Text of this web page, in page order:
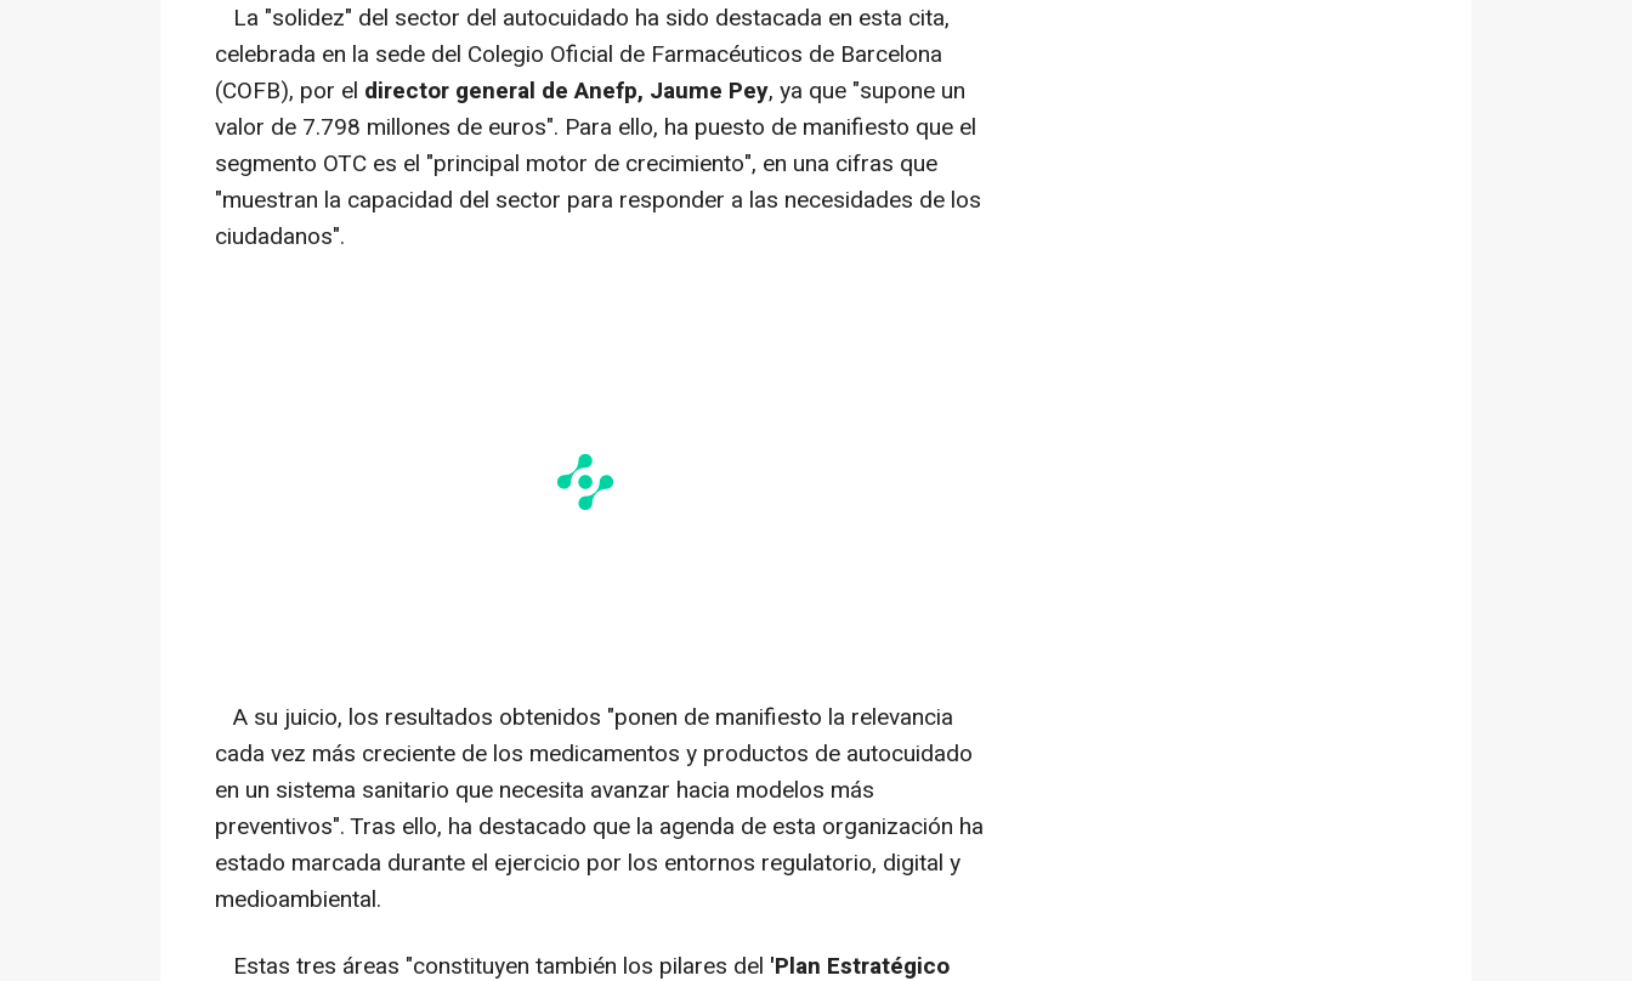
La "solidez" del sector del autocuidado ha sido destacada en esta cita,
celebrada en la sede del Colegio Oficial de Farmacéuticos de Barcelona
(COFB), por el director general de Anefp, Jaume Pey, ya que "supone un
valor de 7.798 millones de euros". Para ello, ha puesto de manifiesto que el
segmento OTC es el "principal motor de crecimiento", en una cifras que
"muestran la capacidad del sector para responder a las necesidades de los
ciudadanos".
A su juicio, los resultados obtenidos "ponen de manifiesto la relevancia
cada vez más creciente de los medicamentos y productos de autocuidado
en un sistema sanitario que necesita avanzar hacia modelos más
preventivos". Tras ello, ha destacado que la agenda de esta organización ha
estado marcada durante el ejercicio por los entornos regulatorio, digital y
medioambiental.
Estas tres áreas "constituyen también los pilares del 'Plan Estratégico